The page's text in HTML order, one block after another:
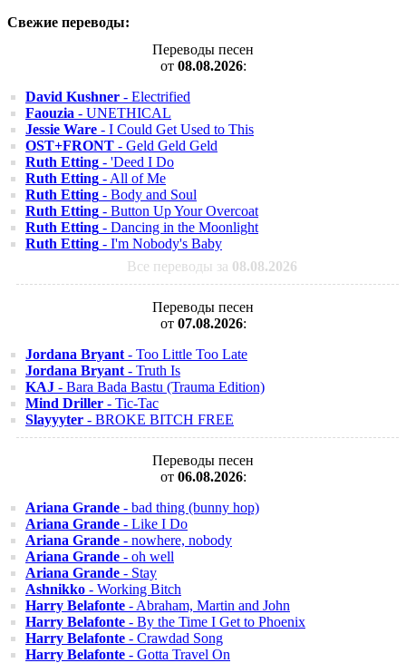
Свежие переводы:
Переводы песен
от 08.08.2026:
David Kushner - Electrified
Faouzia - UNETHICAL
Jessie Ware - I Could Get Used to This
OST+FRONT - Geld Geld Geld
Ruth Etting - 'Deed I Do
Ruth Etting - All of Me
Ruth Etting - Body and Soul
Ruth Etting - Button Up Your Overcoat
Ruth Etting - Dancing in the Moonlight
Ruth Etting - I'm Nobody's Baby
Все переводы за 08.08.2026
Переводы песен
от 07.08.2026:
Jordana Bryant - Too Little Too Late
Jordana Bryant - Truth Is
KAJ - Bara Bada Bastu (Trauma Edition)
Mind Driller - Tic-Tac
Slayyyter - BROKE BITCH FREE
Переводы песен
от 06.08.2026:
Ariana Grande - bad thing (bunny hop)
Ariana Grande - Like I Do
Ariana Grande - nowhere, nobody
Ariana Grande - oh well
Ariana Grande - Stay
Ashnikko - Working Bitch
Harry Belafonte - Abraham, Martin and John
Harry Belafonte - By the Time I Get to Phoenix
Harry Belafonte - Crawdad Song
Harry Belafonte - Gotta Travel On